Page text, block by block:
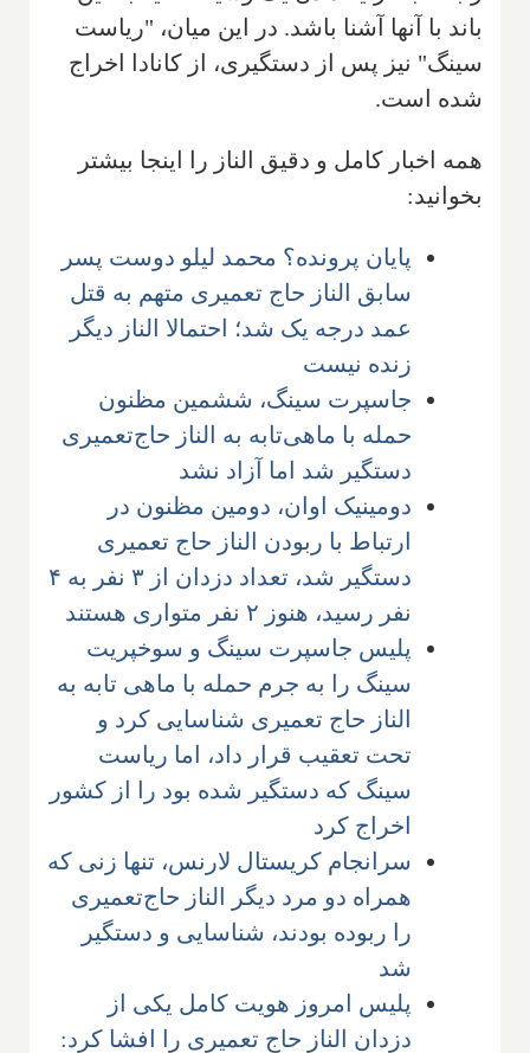
باند با آنها آشنا باشد. در این میان، "ریاست
سینگ" نیز پس از دستگیری، از کانادا اخراج
شده است.
همه اخبار کامل و دقیق الناز را اینجا بیشتر
بخوانید:
پایان پرونده؟ محمد لیلو دوست پسر
سابق الناز حاج تعمیری متهم به قتل
عمد درجه یک شد؛ احتمالا الناز دیگر
زنده نیست
جاسپرت سینگ، ششمین مظنون
حمله با ماهی‌تابه به الناز حاج‌تعمیری
دستگیر شد اما آزاد نشد
دومینیک اوان، دومین مظنون در
ارتباط با ربودن الناز حاج تعمیری
دستگیر شد، تعداد دزدان از ۳ نفر به ۴
نفر رسید، هنوز ۲ نفر متواری هستند
پلیس جاسپرت سینگ و سوخپریت
سینگ را به جرم حمله با ماهی تابه به
الناز حاج تعمیری شناسایی کرد و
تحت تعقیب قرار داد، اما ریاست
سینگ که دستگیر شده بود را از کشور
اخراج کرد
سرانجام کریستال لارنس، تنها زنی که
همراه دو مرد دیگر الناز حاج‌تعمیری
را ربوده بودند، شناسایی و دستگیر
شد
پلیس امروز هویت کامل یکی از
دزدان الناز حاج تعمیری را افشا کرد: